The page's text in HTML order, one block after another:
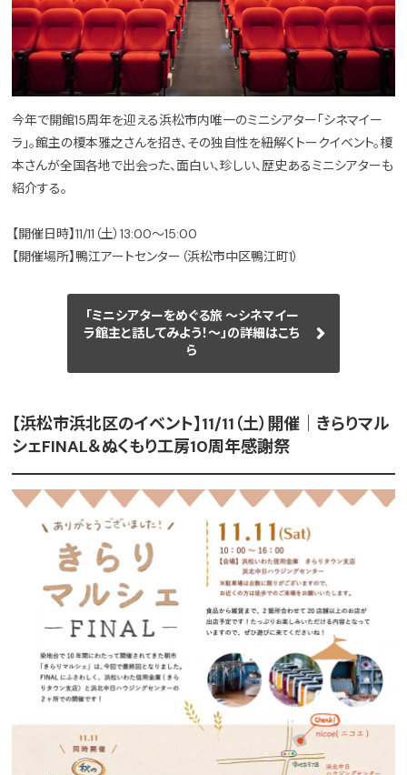
今年で開館15周年を迎える浜松市内唯一のミニシアター「シネマイー
ラ」。館主の榎本雅之さんを招き、その独自性を紐解くトークイベント。榎
本さんが全国各地で出会った、面白い、珍しい、歴史あるミニシアターも
紹介する。
【開催日時】11/11（土）13:00～15:00
【開催場所】鴨江アートセンター（浜松市中区鴨江町1）
「ミニシアターをめぐる旅 ～シネマイー
ラ館主と話してみよう！～」の詳細はこち
ら
【浜松市浜北区のイベント】11/11（土）開催｜きらりマル
シェFINAL＆ぬくもり工房10周年感謝祭